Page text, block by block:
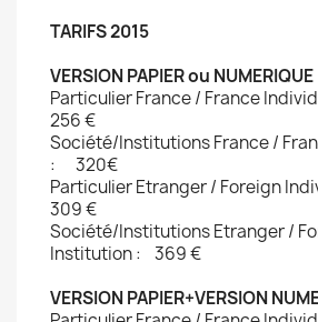
TARIFS 2015
VERSION PAPIER ou NUMERIQUE
Particulier France / France
256 €
Société/Institutions France /
: 320€ 
Particulier Etranger /
309 €
Société/Institutions Etranger /
Institution : 369 €
VERSION PAPIER+VERSION